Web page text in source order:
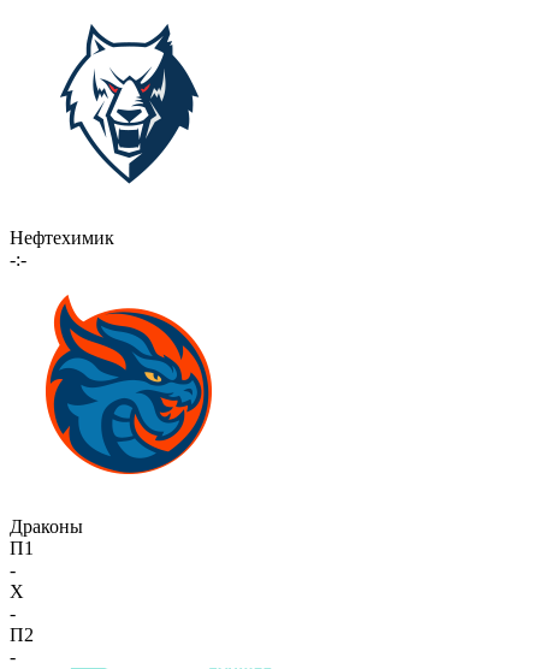
Нефтехимик
-:-
Драконы
П1
-
X
-
П2
-